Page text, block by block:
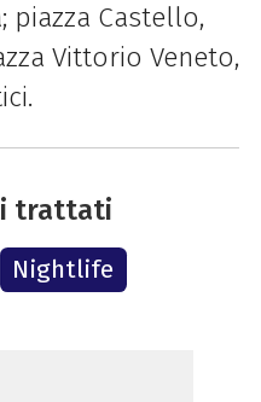
piazza Castello,
Vittorio Veneto,
trattati
Nightlife